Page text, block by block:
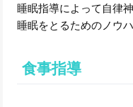
睡眠指導によって自律
睡眠をとるためのノウ
食事指導